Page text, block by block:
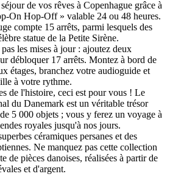
de vos rêves à Copenhague grâce à
On Hop-Off » valable 24 ou 48 heures.
compte 15 arrêts, parmi lesquels des
statue de la Petite Sirène.
les mises à jour : ajoutez deux
débloquer 17 arrêts. Montez à bord de
étages, branchez votre audioguide et
à votre rythme.
de l'histoire, ceci est pour vous ! Le
du Danemark est un véritable trésor
5 000 objets ; vous y ferez un voyage à
royales jusqu'à nos jours.
céramiques persanes et des
Ne manquez pas cette collection
de pièces danoises, réalisées à partir de
et d'argent.